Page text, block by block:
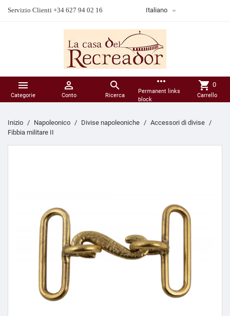
Servizio Clienti +34 627 94 02 16 Italiano 

Categorie

Conto

Ricerca
more_horiz
Permanent links
block
shopping_cart 0
Carrello
Inizio Napoleonico Divise napoleoniche
Accessori di divise
Fibbia militare II